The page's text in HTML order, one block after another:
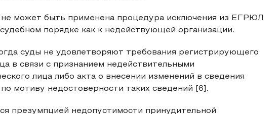
может быть применена процедура исключения из ЕГРЮЛ
порядке как к недействующей организации.
суды не удовлетворяют требования регистрирующего
в связи с признанием недействительными
лица либо акта о внесении изменений в сведения
мотиву недостоверности таких сведений [6].
презумпцией недопустимости принудительной